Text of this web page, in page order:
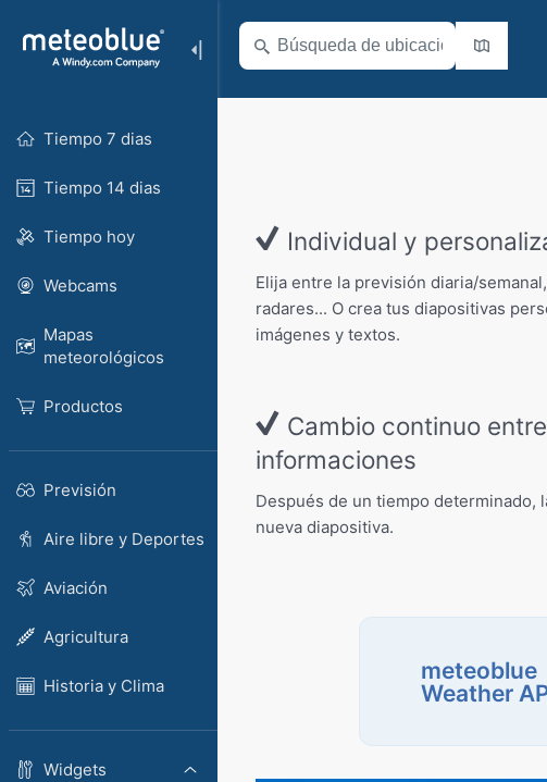
Tiempo 7 dias
Tiempo 14 dias
Tiempo hoy
Webcams
Mapas
meteorológicos
Productos
Previsión
Aire libre y Deportes
Aviación
Agricultura
Historia y Clima
Widgets
Individual y
Elija entre la previsión diaria/
radares... O crea tus diapositivas
imágenes y textos.
Cambio continuo
informaciones
Después de un tiempo determinado,
nueva diapositiva.
meteoblue
Weather